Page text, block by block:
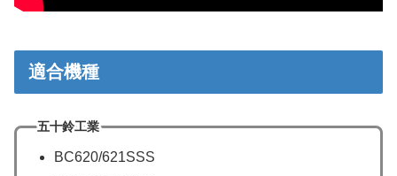
適合機種
五十鈴工業
BC620/621SSS